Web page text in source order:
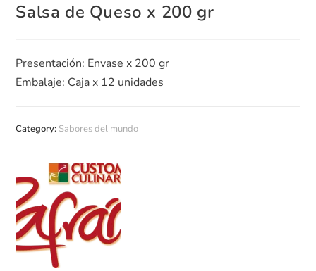
Salsa de Queso x 200 gr
Presentación: Envase x 200 gr
Embalaje: Caja x 12 unidades
Category: Sabores del mundo